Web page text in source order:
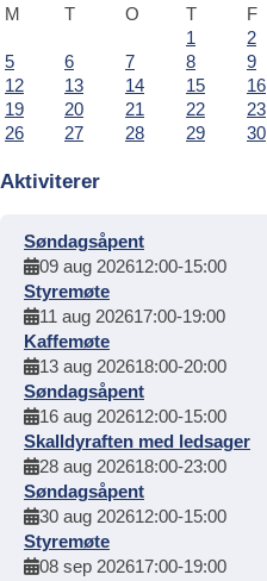
M
T O T F
1
2
5
6 7 8 9
12
13 14 15 16
19
20 21 22 23
26
27 28 29 30
Aktiviterer
Søndagsåpent
09 aug 202612:00-15:00
Styremøte
11 aug 202617:00-19:00
Kaffemøte
13 aug 202618:00-20:00
Søndagsåpent
16 aug 202612:00-15:00
Skalldyraften med ledsager
28 aug 202618:00-23:00
Søndagsåpent
30 aug 202612:00-15:00
Styremøte
08 sep 202617:00-19:00